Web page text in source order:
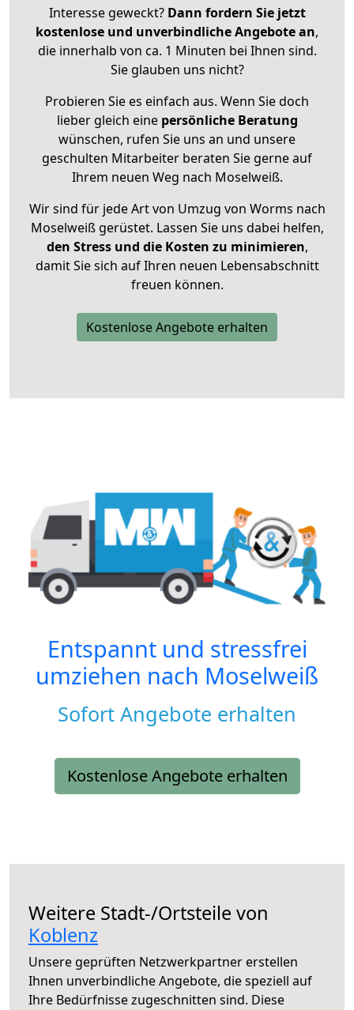
Interesse geweckt? Dann fordern Sie jetzt
kostenlose und unverbindliche Angebote an,
die innerhalb von ca. 1 Minuten bei Ihnen sind.
Sie glauben uns nicht?
Probieren Sie es einfach aus. Wenn Sie doch
lieber gleich eine persönliche Beratung
wünschen, rufen Sie uns an und unsere
geschulten Mitarbeiter beraten Sie gerne auf
Ihrem neuen Weg nach Moselweiß.
Wir sind für jede Art von Umzug von Worms nach
Moselweiß gerüstet. Lassen Sie uns dabei helfen,
den Stress und die Kosten zu minimieren,
damit Sie sich auf Ihren neuen Lebensabschnitt
freuen können.
Kostenlose Angebote erhalten
Entspannt und stressfrei
umziehen nach Moselweiß
Sofort Angebote erhalten
Kostenlose Angebote erhalten
Weitere Stadt-/Ortsteile von
Koblenz
Unsere geprüften Netzwerkpartner erstellen
Ihnen unverbindliche Angebote, die speziell auf
Ihre Bedürfnisse zugeschnitten sind. Diese